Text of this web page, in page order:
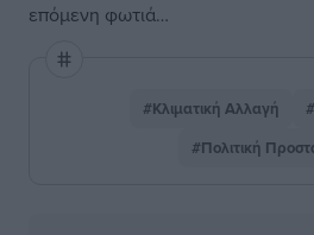
επόμενη φωτιά…
#Κλιματική Αλλαγή
#Πολιτική